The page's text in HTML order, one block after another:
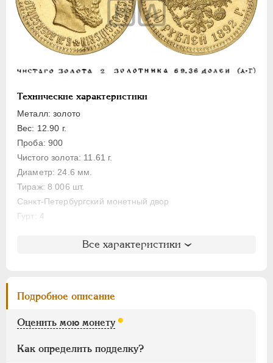
Технические характеристики
Металл: золото
Вес: 12.90 г.
Проба: 900
Чистого золота: 11.61 г.
Диаметр: 24.6 мм.
Тираж: 8 006 шт.
Санкт-Петербургский монетный двор
Гурт: 4
Литература и редкость
Уздеников: 0306 (черта)
Семёнов
Казаков: 757 (F-R, VF-R2, XF-R3, UNC-R4, PR-R4)
Рейтинг по Казакову: 3
Все характеристики
Подробное описание
Оценить мою монету
Как определить подделку?
АЛЕКСАНДР I 1801-1825
НИКОЛАЙ I 1826-1855
АЛЕКСАНДР II 1855-1881
АЛЕКСАНДР III 1881-1894
5 рублей
3 рубля
Медь
Памятные и донативные
Пробные
Аффинажные слитки
ВРЕМЕННОЕ ПРАВ.